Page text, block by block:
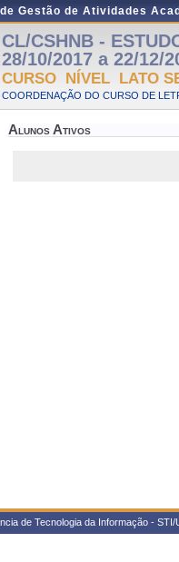
Gestão de Atividades
CL/CSHNB -
28/10/2017 a 22/12/
CURSO NÍVEL LATO
COORDENAÇÃO DO CURSO DE
Alunos Ativos
de Tecnologia da Informação -